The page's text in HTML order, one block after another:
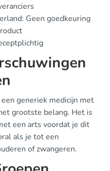
Geen goedkeuring
generiek medicijn met
grootste belang. Het is
een arts voordat je dit
als je tot een
of zwangeren.